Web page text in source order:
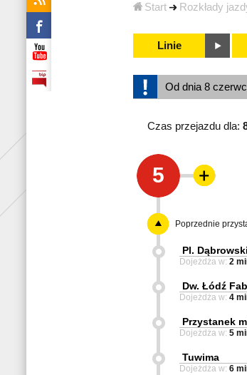
Start Rozkłady
Linie
Od dnia 8
Czas przejazdu dla:
5
Poprzednie
Pl.
Dojeżdża w: 2
Dw. Łódź
Dojeżdża w: 4
Przystanek
Dojeżdża w: 5
Tuwima
Dojeżdża w: 6